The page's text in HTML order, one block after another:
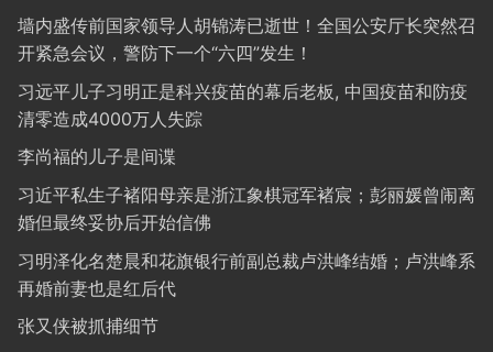
墙内盛传前国家领导人胡锦涛已逝世！全国公安厅长突然召
开紧急会议，警防下一个“六四”发生！
习远平儿子习明正是科兴疫苗的幕后老板, 中国疫苗和防疫
清零造成4000万人失踪
李尚福的儿子是间谍
习近平私生子褚阳母亲是浙江象棋冠军褚宸；彭丽媛曾闹离
婚但最终妥协后开始信佛
习明泽化名楚晨和花旗银行前副总裁卢洪峰结婚；卢洪峰系
再婚前妻也是红后代
张又侠被抓捕细节